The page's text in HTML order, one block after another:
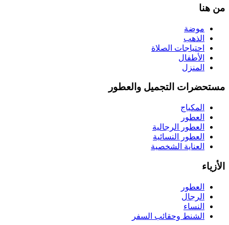
من هنا
موضة
الذهب
احتياجات الصلاة
الأطفال
المنزل
مستحضرات التجميل والعطور
المكياج
العطور
العطور الرجالية
العطور النسائية
العناية الشخصية
الأزياء
العطور
الرجال
النساء
الشنط وحقائب السفر